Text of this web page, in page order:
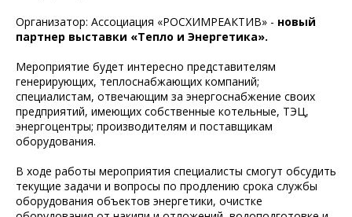
Организатор: Ассоциация «РОСХИМРЕАКТИВ» - новый
партнер выставки «Тепло и Энергетика».
Мероприятие будет интересно представителям
генерирующих, теплоснабжающих компаний;
специалистам, отвечающим за энергоснабжение своих
предприятий, имеющих собственные котельные, ТЭЦ,
энергоцентры; производителям и поставщикам
оборудования.
В ходе работы мероприятия специалисты смогут обсудить
текущие задачи и вопросы по продлению срока службы
оборудования объектов энергетики, очистке